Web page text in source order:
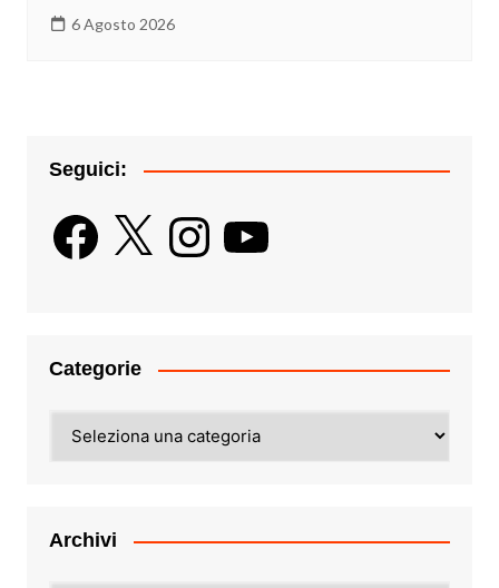
6 Agosto 2026
Seguici:
Facebook
X InstagramYouTube
Categorie
Archivi